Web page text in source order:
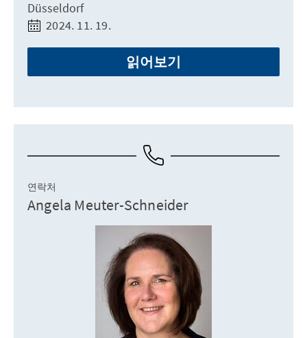
Düsseldorf
2024. 11. 19.
읽어보기
연락처
Angela Meuter-Schneider